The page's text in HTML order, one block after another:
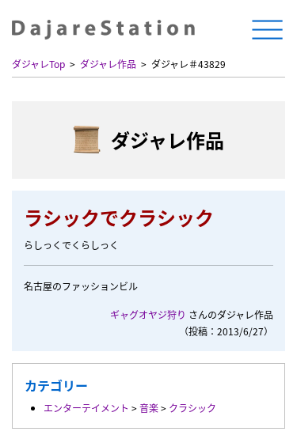
ダジャレTop ダジャレ作品 ダジャレ＃43829
ダジャレ作品
ラシックでクラシック
らしっくでくらしっく
名古屋のファッションビル
ギャグオヤジ狩り さんのダジャレ作品
（投稿：2013/6/27）
カテゴリー
エンターテイメント >音楽> クラシック